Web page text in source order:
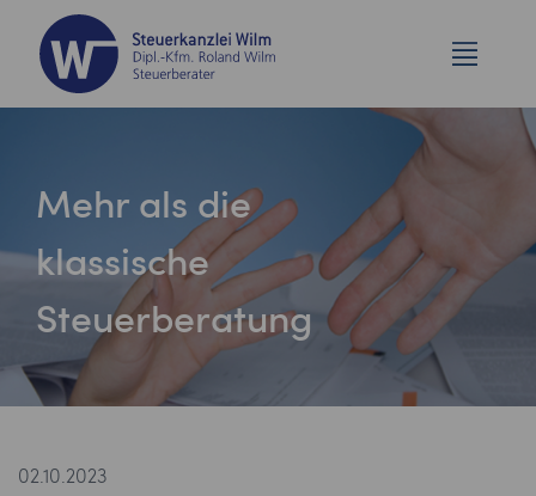
Mehr als die
klassische
Steuerberatung
02.10.2023